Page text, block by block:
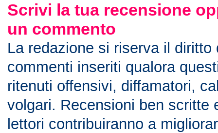
Scrivi la tua recensione
un commento
La redazione si riserva il diritto
commenti inseriti qualora
ritenuti offensivi, diffamatori,
volgari. Recensioni ben scritte
lettori contribuiranno a